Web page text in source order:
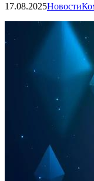
17.08.2025Новости